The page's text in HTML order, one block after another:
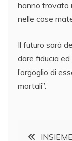
hanno trovato
nelle cose
Il futuro sarà
dare fiducia
l’orgoglio di
mortali”.